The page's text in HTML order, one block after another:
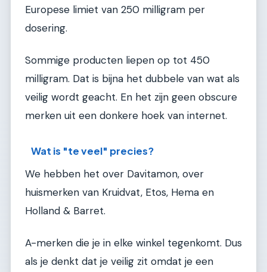
Europese limiet van 250 milligram per
dosering.
Sommige producten liepen op tot 450
milligram. Dat is bijna het dubbele van wat als
veilig wordt geacht. En het zijn geen obscure
merken uit een donkere hoek van internet.
Wat is "te veel" precies?
We hebben het over Davitamon, over
huismerken van Kruidvat, Etos, Hema en
Holland & Barret.
A-merken die je in elke winkel tegenkomt. Dus
als je denkt dat je veilig zit omdat je een